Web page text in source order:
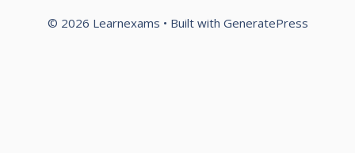
© 2026 Learnexams • Built with GeneratePress